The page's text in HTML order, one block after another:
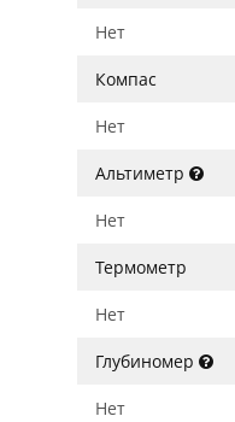
Нет
Компас
Нет
Альтиметр
Нет
Термометр
Нет
Глубиномер
Нет